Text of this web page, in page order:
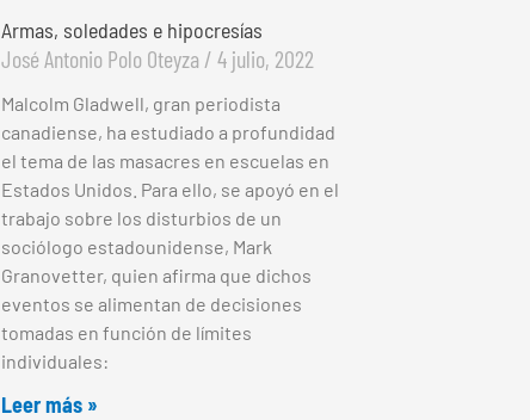
Armas, soledades e hipocresías
José Antonio Polo Oteyza 4 julio, 2022
Malcolm Gladwell, gran periodista
canadiense, ha estudiado a profundidad
el tema de las masacres en escuelas en
Estados Unidos. Para ello, se apoyó en el
trabajo sobre los disturbios de un
sociólogo estadounidense, Mark
Granovetter, quien afirma que dichos
eventos se alimentan de decisiones
tomadas en función de límites
individuales:
Leer más »